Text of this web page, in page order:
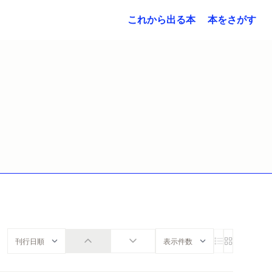
これから出る本 本をさがす